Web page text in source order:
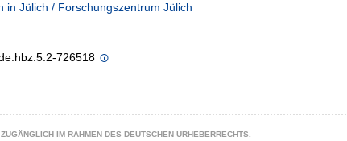
in Jülich / Forschungszentrum Jülich
726518
IM RAHMEN DES DEUTSCHEN URHEBERRECHTS.